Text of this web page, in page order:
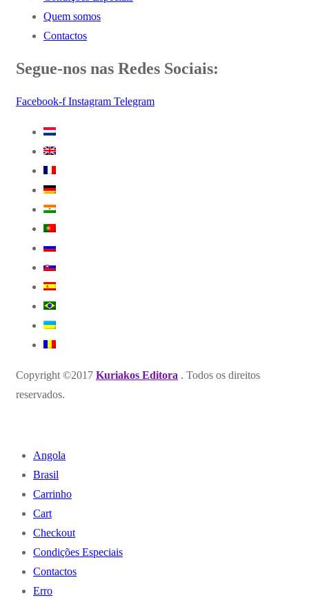
Quem somos
Contactos
Segue-nos nas Redes Sociais:
Facebook-f Instagram Telegram
Copyright ©2017 Kuriakos Editora . Todos os direitos
reservados.
Angola
Brasil
Carrinho
Cart
Checkout
Condições Especiais
Contactos
Erro